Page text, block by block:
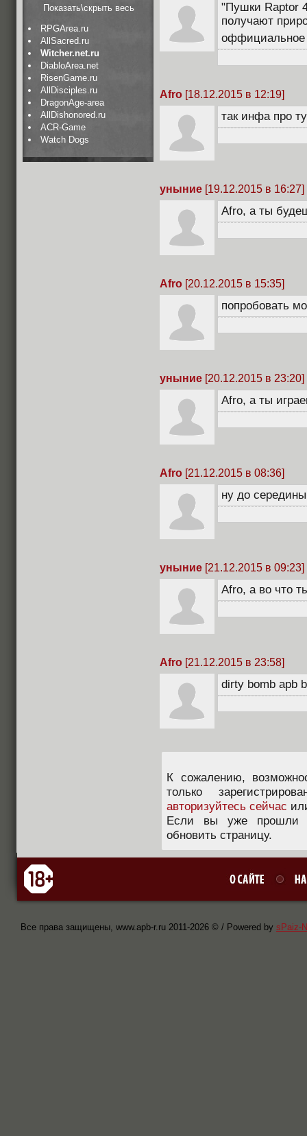
Показать\скрыть весь
RPGArea.ru
AllSacred.ru
Witcher.net.ru
DiabloArea.net
RisenGame.ru
AllDisciples.ru
DragonAge-area
AllDishonored.ru
ACR-Game
Watch Dogs
"Пушки Raptor
получают
оффициальное
Afro [18.12.2015 в 12:19]
так инфа про
уныние [19.12.2015 в 16:27]
Afro, а ты
Afro [20.12.2015 в 15:35]
попробовать
уныние [20.12.2015 в 23:20]
Afro, а ты
Afro [21.12.2015 в 08:36]
ну до середины
уныние [21.12.2015 в 09:23]
Afro, а во что
Afro [21.12.2015 в 23:58]
dirty bomb apb
К сожалению,
только
авторизуйтесь сейчас
Если вы уже прошли
обновить страницу.
Все права защищены, www.apb-r.ru 2011-2026 © / Powered by sPaiz-